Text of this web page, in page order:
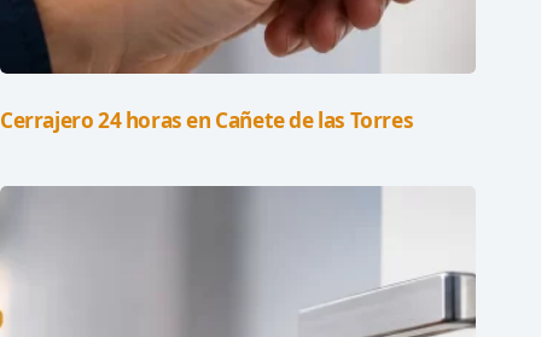
Cerrajero 24 horas en Cañete de las Torres